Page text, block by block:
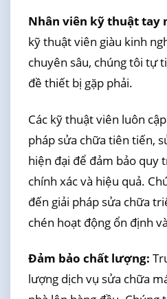
Nhân viên kỹ thuật tay
kỹ thuật viên giàu kinh
chuyên sâu, chúng tôi tự
đề thiết bị gặp phải.
Các kỹ thuật viên luôn
pháp sửa chữa tiên tiến,
hiện đại để đảm bảo quy
chính xác và hiệu quả.
đến giải pháp sửa chữa
chén hoạt động ổn định
Đảm bảo chất lượng:
lượng dịch vụ sửa chữa